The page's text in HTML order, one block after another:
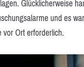
Glücklicherweise
und es
Ort erforderlich.